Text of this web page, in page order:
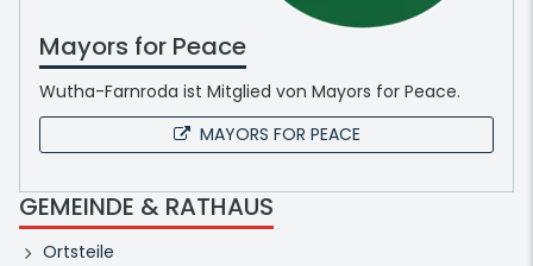
Mayors for Peace
Wutha-Farnroda ist Mitglied von Mayors for Peace.
MAYORS FOR PEACE
GEMEINDE & RATHAUS
Ortsteile